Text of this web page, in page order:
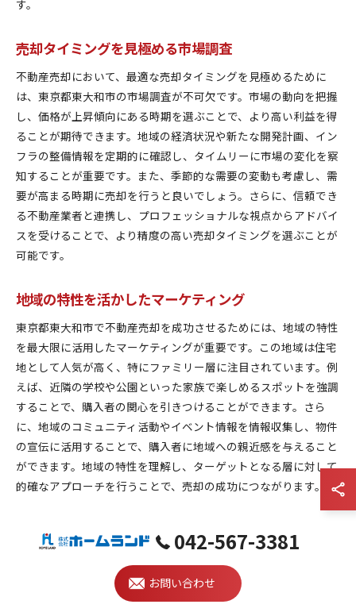
す。
売却タイミングを見極める市場調査
不動産売却において、最適な売却タイミングを見極めるために
は、東京都東大和市の市場調査が不可欠です。市場の動向を把握
し、価格が上昇傾向にある時期を選ぶことで、より高い利益を得
ることが期待できます。地域の経済状況や新たな開発計画、イン
フラの整備情報を定期的に確認し、タイムリーに市場の変化を察
知することが重要です。また、季節的な需要の変動も考慮し、需
要が高まる時期に売却を行うと良いでしょう。さらに、信頼でき
る不動産業者と連携し、プロフェッショナルな視点からアドバイ
スを受けることで、より精度の高い売却タイミングを選ぶことが
可能です。
地域の特性を活かしたマーケティング
東京都東大和市で不動産売却を成功させるためには、地域の特性
を最大限に活用したマーケティングが重要です。この地域は住宅
地として人気が高く、特にファミリー層に注目されています。例
えば、近隣の学校や公園といった家族で楽しめるスポットを強調
することで、購入者の関心を引きつけることができます。さら
に、地域のコミュニティ活動やイベント情報を情報収集し、物件
の宣伝に活用することで、購入者に地域への親近感を与えること
ができます。地域の特性を理解し、ターゲットとなる層に対して
的確なアプローチを行うことで、売却の成功につながります。
データに基づく戦略的売却計画
却計画が不可欠です。まず、地域の不動産市場の動向を分析し、
適切な価格を設定することが重要です。これにより、購入者にと
042-567-3381
お問い合わせ